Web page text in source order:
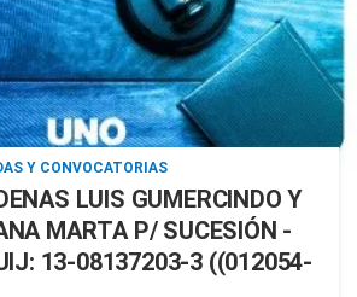
Y CONVOCATORIAS
LUIS GUMERCINDO Y
MARTA P/ SUCESIÓN -
13-08137203-3 ((012054-